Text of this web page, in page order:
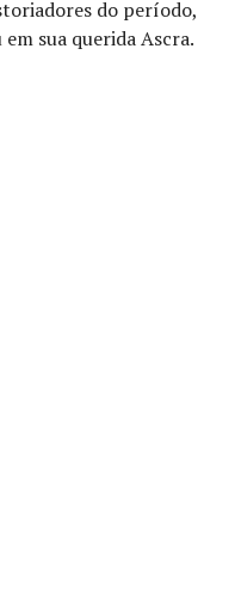
do período,
sua querida Ascra.